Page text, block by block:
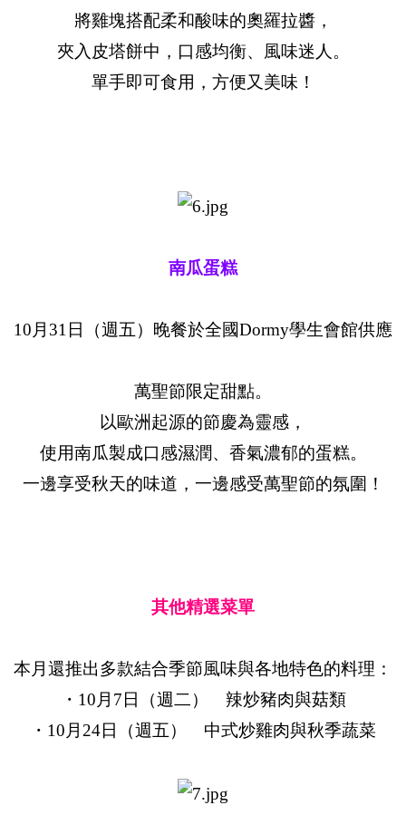
將雞塊搭配柔和酸味的奧羅拉醬，
夾入皮塔餅中，口感均衡、風味迷人。
單手即可食用，方便又美味！
南瓜蛋糕
10月31日（週五）晚餐於全國Dormy學生會館供應
萬聖節限定甜點。
以歐洲起源的節慶為靈感，
使用南瓜製成口感濕潤、香氣濃郁的蛋糕。
一邊享受秋天的味道，一邊感受萬聖節的氛圍！
其他精選菜單
本月還推出多款結合季節風味與各地特色的料理：
・10月7日（週二） 辣炒豬肉與菇類
・10月24日（週五） 中式炒雞肉與秋季蔬菜